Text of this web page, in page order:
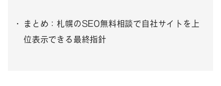
まとめ：札幌のSEO無料相談で自社サイトを上
位表示できる最終指針